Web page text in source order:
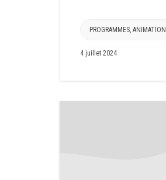
PROGRAMMES ANIMATION
4 juillet 2024